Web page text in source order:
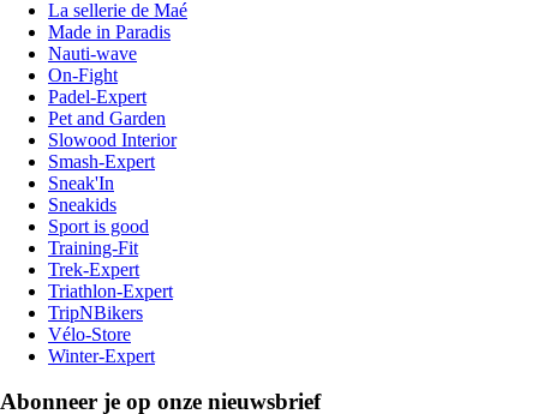
La sellerie de Maé
Made in Paradis
Nauti-wave
On-Fight
Padel-Expert
Pet and Garden
Slowood Interior
Smash-Expert
Sneak'In
Sneakids
Sport is good
Training-Fit
Trek-Expert
Triathlon-Expert
TripNBikers
Vélo-Store
Winter-Expert
Abonneer je op onze nieuwsbrief